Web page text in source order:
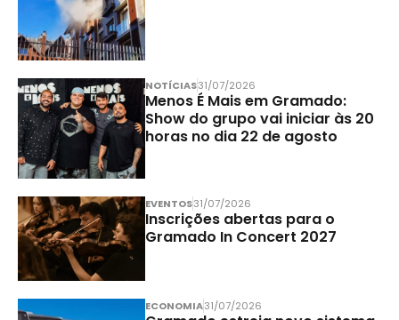
NOTÍCIAS31/07/2026
Menos É Mais em Gramado:
Show do grupo vai iniciar às 20
horas no dia 22 de agosto
EVENTOS31/07/2026
Inscrições abertas para o
Gramado In Concert 2027
ECONOMIA31/07/2026